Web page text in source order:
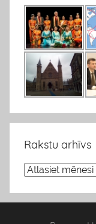
Rakstu arhīvs
R
k